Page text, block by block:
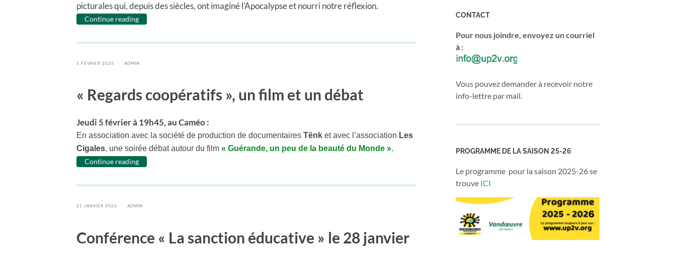
picturales qui, depuis des siècles, ont imaginé l’Apocalypse et nourri notre réflexion.
Continue reading
5 FÉVRIER 2026 ADMIN
« Regards coopératifs », un film et un débat
Jeudi 5 février à 19h45, au Caméo :
En association avec la société de production de documentaires Tënk et avec l’association Les
Cigales, une soirée débat autour du film « Guérande, un peu de la beauté du Monde ».
Continue reading
21 JANVIER 2026 ADMIN
Conférence « La sanction éducative » le 28 janvier
CONTACT
Pour nous joindre, envoyez un courriel
à :
Vous pouvez demander à recevoir notre
info-lettre par mail.
PROGRAMME DE LA SAISON 25-26
Le programme pour la saison 2025-26 se
trouve ICI